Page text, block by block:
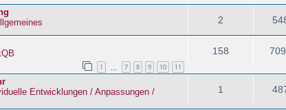
2
1 7 8 9 10 11
158
Entwicklungen / Anpassungen /
1